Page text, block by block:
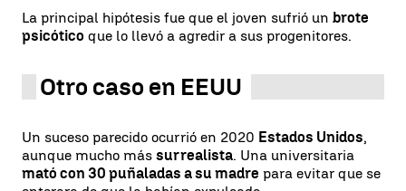
La principal hipótesis fue que el joven sufrió un brote
psicótico que lo llevó a agredir a sus progenitores.
Otro caso en EEUU
Un suceso parecido ocurrió en 2020 Estados Unidos,
aunque mucho más surrealista. Una universitaria
mató con 30 puñaladas a su madre para evitar que se